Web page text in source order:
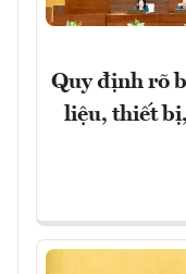
Quy định rõ
liệu, thiết